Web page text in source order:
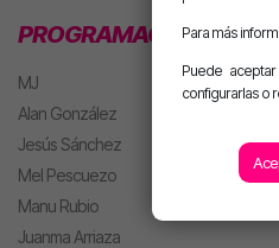
PROGRAMACIÓN
MJ
Alan González
Jesús Sánchez
Mel Pescuezo
Manu Rubio
Juanma Arriaza
Para más
Puede
configurarlas o